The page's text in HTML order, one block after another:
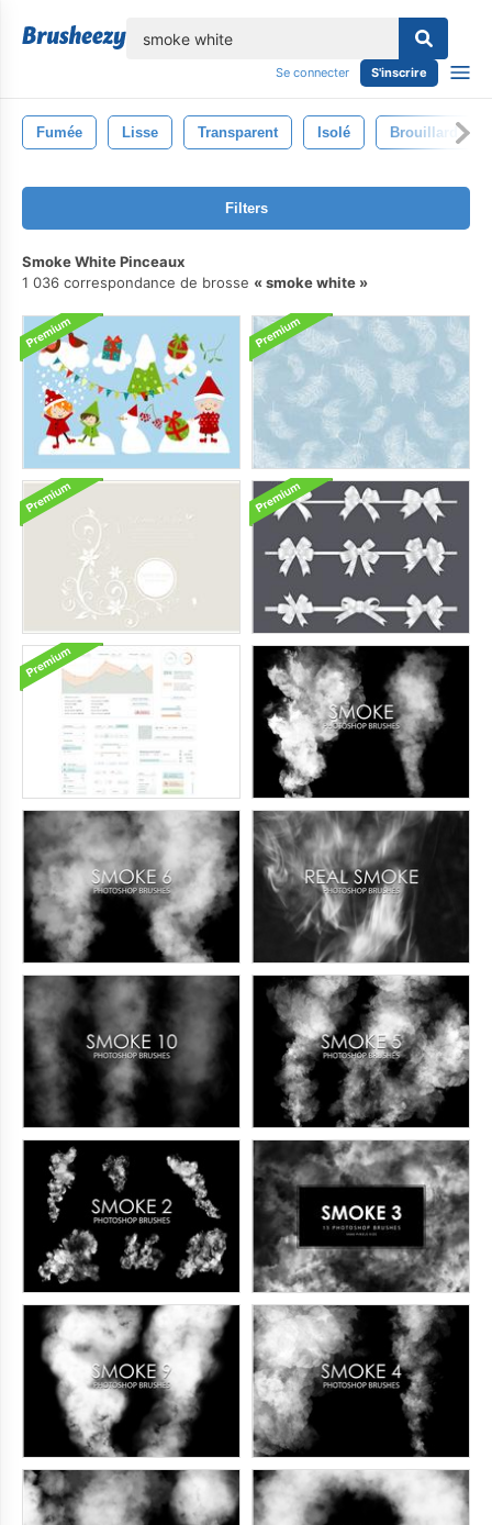
Se connecter S'inscrire
Fumée Lisse Transparent Isolé Brouillard
Filters
Smoke White Pinceaux
1 036 correspondance de brosse
smoke white